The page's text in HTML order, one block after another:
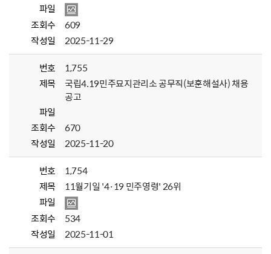
파일
조회수
609
작성일
2025-11-29
번호
1,755
제목
국립4.19민주묘지관리소 공무직(보훈해설사) 채용
공고
파일
조회수
670
작성일
2025-11-20
번호
1,754
제목
11월기일 '4·19 민주영령' 26위
파일
조회수
534
작성일
2025-11-01